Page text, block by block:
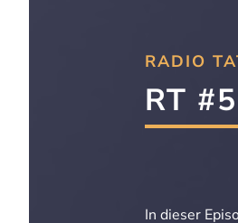
RADIO
RT
In dieser